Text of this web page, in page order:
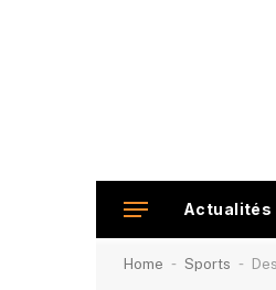
Actualités
Home - Sports -